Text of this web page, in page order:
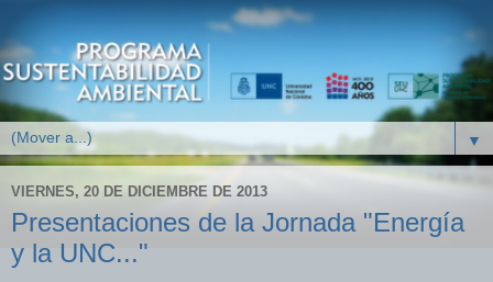
▼
VIERNES, 20 DE DICIEMBRE DE 2013
Presentaciones de la Jornada "Energía
y la UNC..."